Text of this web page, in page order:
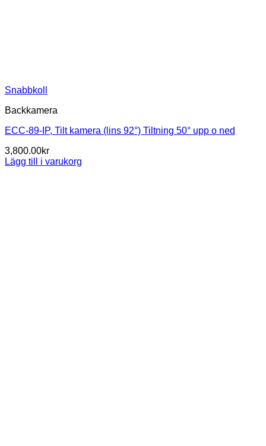
Snabbkoll
Backkamera
ECC-89-IP, Tilt kamera (lins 92°) Tiltning 50° upp o ned
3,800.00kr
Lägg till i varukorg